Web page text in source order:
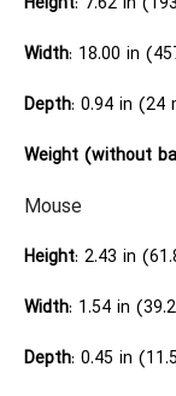
Width: 18.00 in
Depth: 0.94 in (24
Weight (without
Mouse
Height: 2.43 in
Width: 1.54 in
Depth: 0.45 in